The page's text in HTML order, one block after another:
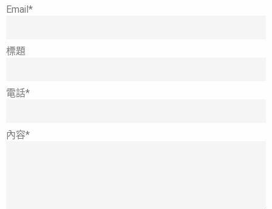
Email*
標題
電話*
內容*